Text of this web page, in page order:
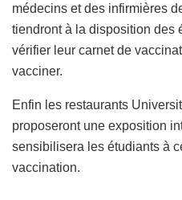
médecins et des infirmières
tiendront à la disposition des
vérifier leur carnet de
vacciner.
Enfin les restaurants
proposeront une exposition
sensibilisera les étudiants à
vaccination.